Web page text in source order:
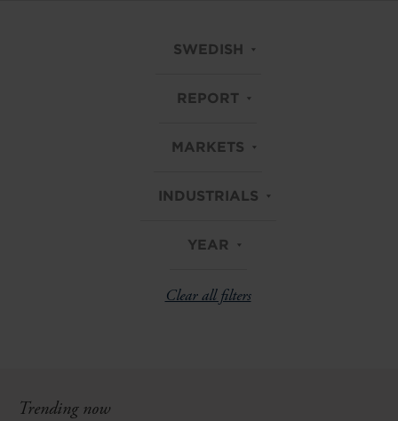
SWEDISH
REPORT
MARKETS
INDUSTRIALS
YEAR
Clear all filters
Trending now